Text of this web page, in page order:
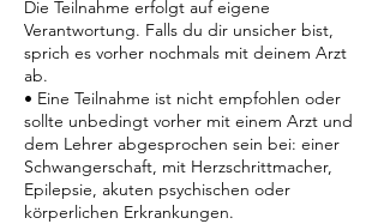
Die Teilnahme erfolgt auf eigene
Verantwortung. Falls du dir unsicher bist,
sprich es vorher nochmals mit deinem Arzt
ab.
• Eine Teilnahme ist nicht empfohlen oder
sollte unbedingt vorher mit einem Arzt und
dem Lehrer abgesprochen sein bei: einer
Schwangerschaft, mit Herzschrittmacher,
Epilepsie, akuten psychischen oder
körperlichen Erkrankungen.